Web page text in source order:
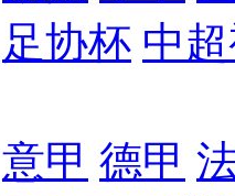
足协杯 中
意甲 德甲